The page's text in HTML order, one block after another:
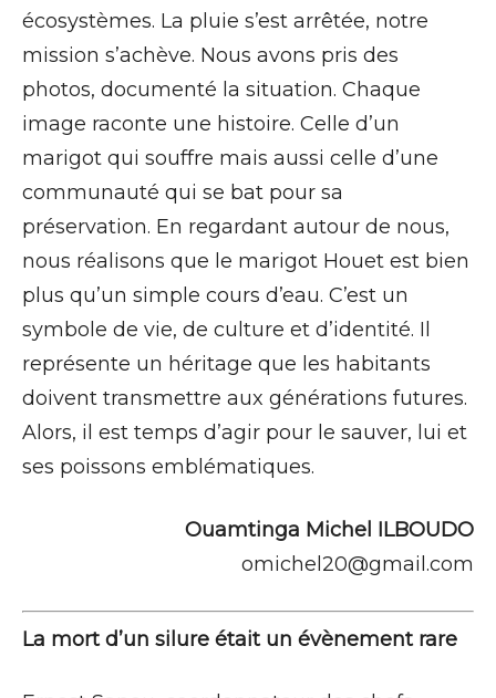
écosystèmes. La pluie s’est arrêtée, notre
mission s’achève. Nous avons pris des
photos, documenté la situation. Chaque
image raconte une histoire. Celle d’un
marigot qui souffre mais aussi celle d’une
communauté qui se bat pour sa
préservation. En regardant autour de nous,
nous réalisons que le marigot Houet est bien
plus qu’un simple cours d’eau. C’est un
symbole de vie, de culture et d’identité. Il
représente un héritage que les habitants
doivent transmettre aux générations futures.
Alors, il est temps d’agir pour le sauver, lui et
ses poissons emblématiques.
Ouamtinga Michel ILBOUDO
omichel20@gmail.com
La mort d’un silure était un évènement rare